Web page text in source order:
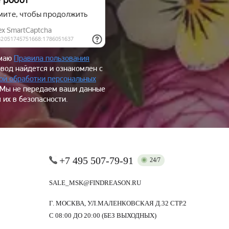
Правила пользования
найдется и ознакомлен с
обработки персональных
не передаем ваши данные
в безопасности.
+7 495 507-79-91 24/7
SALE_MSK@FINDREASON.RU
Г. МОСКВА, УЛ.МАЛЕНКОВСКАЯ Д.32 СТР.2
С 08:00 ДО 20:00 (БЕЗ ВЫХОДНЫХ)